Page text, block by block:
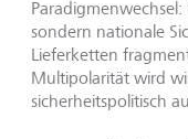
sondern nationale
Lieferketten
Multipolarität wird
sicherheitspolitisch